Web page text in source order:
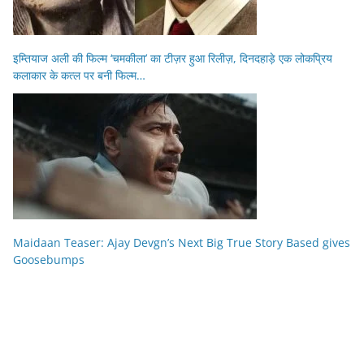
इम्तियाज अली की फिल्म ‘चमकीला’ का टीज़र हुआ रिलीज़, दिनदहाड़े एक लोकप्रिय
कलाकार के कत्ल पर बनी फिल्म…
Maidaan Teaser: Ajay Devgn’s Next Big True Story Based gives
Goosebumps